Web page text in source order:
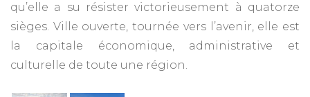
qu’elle a su résister victorieusement à quatorze
sièges. Ville ouverte, tournée vers l’avenir, elle est
la capitale économique, administrative et
culturelle de toute une région.